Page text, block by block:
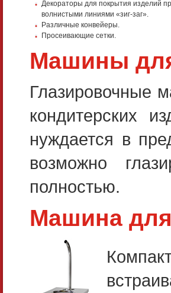
Декораторы для покрытия изделий
волнистыми линиями «зиг-заг».
Различные конвейеры.
Просеивающие сетки.
Машины
Глазировочные
кондитерских
нуждается в
возможно
полностью.
Машина для